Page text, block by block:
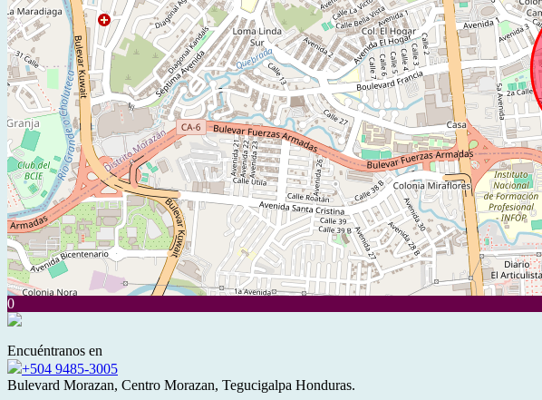
0
Encuéntranos en
+504 9485-3005
Bulevard Morazan, Centro Morazan, Tegucigalpa Honduras.